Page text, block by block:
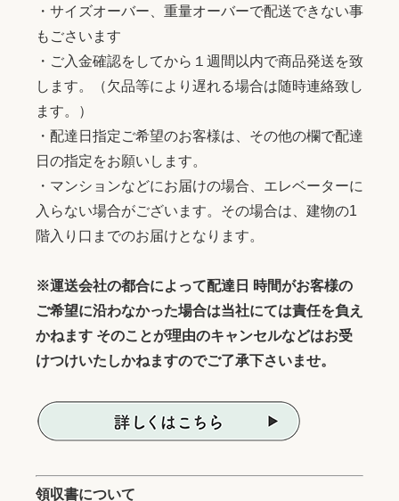
・サイズオーバー、重量オーバーで配送できない事
もごさいます
・ご入金確認をしてから１週間以内で商品発送を致
します。（欠品等により遅れる場合は随時連絡致し
ます。）
・配達日指定ご希望のお客様は、その他の欄で配達
日の指定をお願いします。
・マンションなどにお届けの場合、エレベーターに
入らない場合がございます。その場合は、建物の1
階入り口までのお届けとなります。
※運送会社の都合によって配達日 時間がお客様の
ご希望に沿わなかった場合は当社にては責任を負え
かねます そのことが理由のキャンセルなどはお受
けつけいたしかねますのでご了承下さいませ。
領収書について